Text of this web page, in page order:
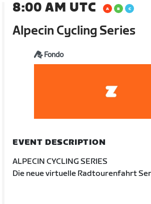
8:00 AM UTC
Alpecin Cycling Series
Fondo
EVENT DESCRIPTION
ALPECIN CYCLING SERIES
Die neue virtuelle Radtourenfahrt